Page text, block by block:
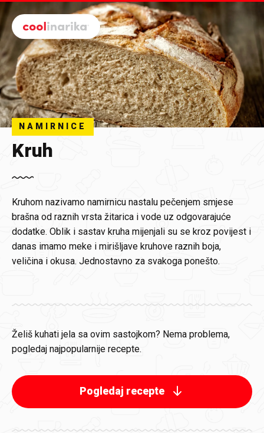
Preskoči na glavni sadržaj
NAMIRNICE
Kruh
Kruhom nazivamo namirnicu nastalu pečenjem smjese
brašna od raznih vrsta žitarica i vode uz odgovarajuće
dodatke. Oblik i sastav kruha mijenjali su se kroz povijest i
danas imamo meke i mirišljave kruhove raznih boja,
veličina i okusa. Jednostavno za svakoga ponešto.
Želiš kuhati jela sa ovim sastojkom? Nema problema,
pogledaj najpopularnije recepte.
Pogledaj recepte